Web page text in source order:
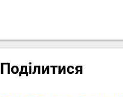
Поділитися